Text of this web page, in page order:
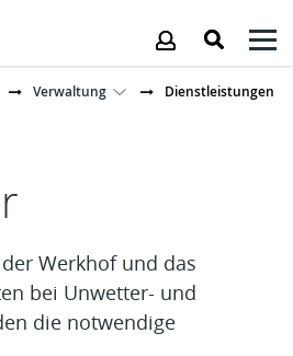
Verwaltung Dienstleistungen
Link wird in einem neuen
der Werkhof und das
Link wird in einem neuen
bei Unwetter- und
die notwendige